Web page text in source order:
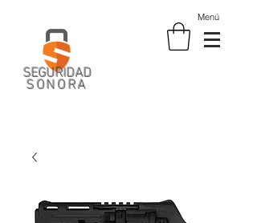
Menú
SEGURIDAD
SONORA